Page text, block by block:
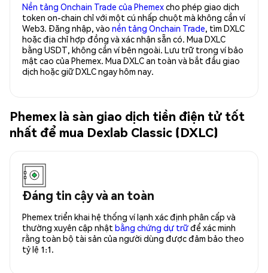
Nền tảng Onchain Trade của Phemexcho phép giao dịch
token on-chain chỉ với một cú nhấp chuột mà không cần ví
Web3. Đăng nhập, vào nền tảng Onchain Trade, tìm DXLC
hoặc địa chỉ hợp đồng và xác nhận sẵn có. Mua DXLC
bằng USDT, không cần ví bên ngoài. Lưu trữ trong ví bảo
mật cao của Phemex. Mua DXLC an toàn và bắt đầu giao
dịch hoặc giữ DXLC ngay hôm nay.
Phemex là sàn giao dịch tiền điện tử tốt
nhất để mua Dexlab Classic (DXLC)
Đáng tin cậy và an toàn
Phemex triển khai hệ thống ví lạnh xác định phân cấp và
thường xuyên cập nhật bằng chứng dự trữđể xác minh
rằng toàn bộ tài sản của người dùng được đảm bảo theo
tỷ lệ 1:1.